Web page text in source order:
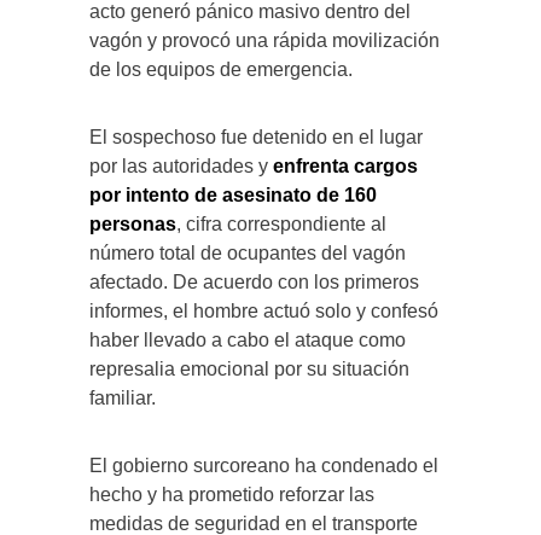
acto generó pánico masivo dentro del
vagón y provocó una rápida movilización
de los equipos de emergencia.
El sospechoso fue detenido en el lugar
por las autoridades y enfrenta cargos
por intento de asesinato de 160
personas, cifra correspondiente al
número total de ocupantes del vagón
afectado. De acuerdo con los primeros
informes, el hombre actuó solo y confesó
haber llevado a cabo el ataque como
represalia emocional por su situación
familiar.
El gobierno surcoreano ha condenado el
hecho y ha prometido reforzar las
medidas de seguridad en el transporte